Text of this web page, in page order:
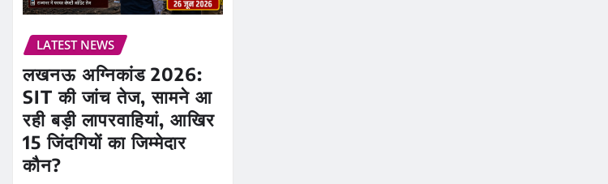
LATEST NEWS
लखनऊ अग्निकांड 2026:
SIT की जांच तेज, सामने आ
रही बड़ी लापरवाहियां, आखिर
15 जिंदगियों का जिम्मेदार
कौन?